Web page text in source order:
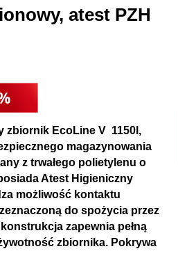
atest PZH
zbiornik EcoLine V1150l,
magazynowania
z trwałego polietylenu o
Atest Higieniczny
możliwość kontaktu
do spożycia przez
zapewnia pełną
zbiornika. Pokrywa